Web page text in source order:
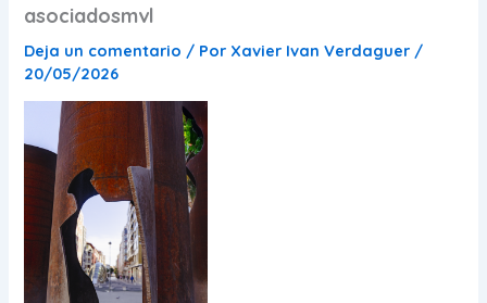
asociadosmvl
Deja un comentario / Por Xavier Ivan Verdaguer /
20/05/2026